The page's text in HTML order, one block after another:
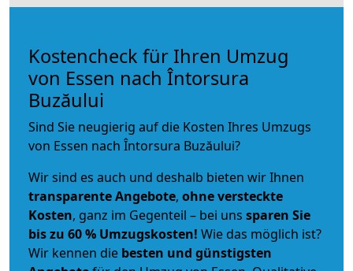
Kostencheck für Ihren Umzug
von Essen nach Întorsura
Buzăului
Sind Sie neugierig auf die Kosten Ihres Umzugs
von Essen nach Întorsura Buzăului?
Wir sind es auch und deshalb bieten wir Ihnen
transparente Angebote, ohne versteckte
Kosten, ganz im Gegenteil – bei uns sparen Sie
bis zu 60 % Umzugskosten! Wie das möglich ist?
Wir kennen die besten und günstigsten